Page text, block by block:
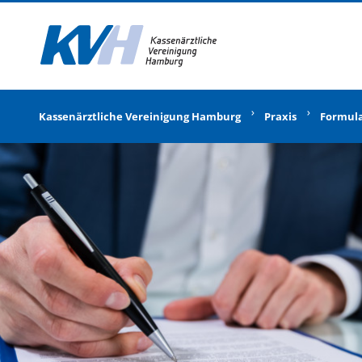
Kassenärztliche Vereinigung Hamburg Praxis